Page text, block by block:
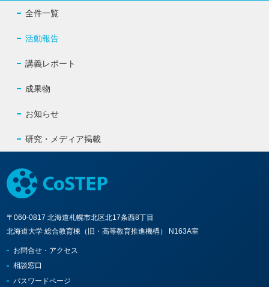
全件一覧
活動報告
講義レポート
成果物
お知らせ
研究・メディア掲載
〒060-0817 北海道札幌市北区北17条西8丁目
北海道大学 総合教育棟（旧・高等教育推進機構） N163A室
お問合せ・アクセス
相談窓口
パスワードページ